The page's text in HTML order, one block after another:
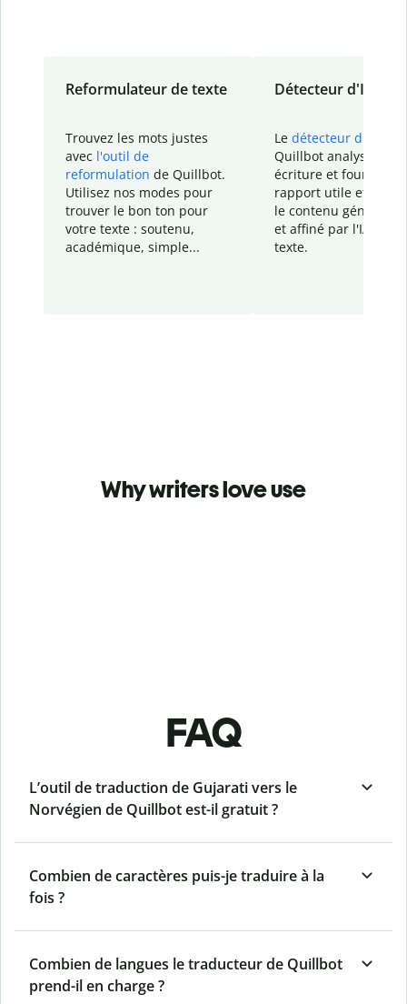
Reformulateur de texte
Trouvez les mots justes
avec l'outil de
reformulation de Quillbot.
Utilisez nos modes pour
trouver le bon ton pour
votre texte : soutenu,
académique, simple...
Détecteur d'IA
Le détecteur d'IA
Quillbot analyse votre
écriture et fournit un
rapport utile et
le contenu généré
et affiné par l'IA
texte.
Why writers love use
FAQ
L’outil de traduction de Gujarati vers le
Norvégien de Quillbot est-il gratuit ?
Combien de caractères puis-je traduire à la
fois ?
Combien de langues le traducteur de Quillbot
prend-il en charge ?